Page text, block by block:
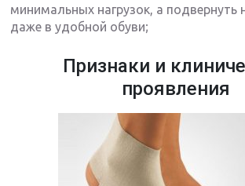
минимальных нагрузок, а подвернуть
даже в удобной обуви;
Признаки и
проявления